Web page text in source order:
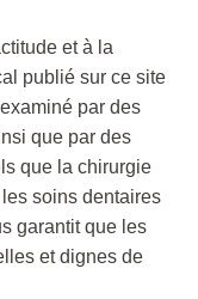
et à la
publié sur ce site
par des
que par des
que la chirurgie
soins dentaires
garantit que les
et dignes de